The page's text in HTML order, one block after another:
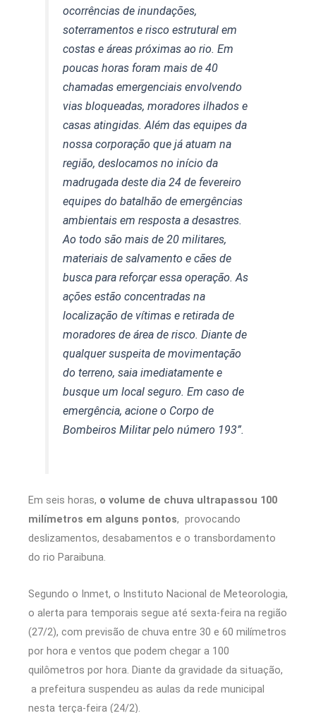
ocorrências de inundações,
soterramentos e risco estrutural em
costas e áreas próximas ao rio. Em
poucas horas foram mais de 40
chamadas emergenciais envolvendo
vias bloqueadas, moradores ilhados e
casas atingidas. Além das equipes da
nossa corporação que já atuam na
região, deslocamos no início da
madrugada deste dia 24 de fevereiro
equipes do batalhão de emergências
ambientais em resposta a desastres.
Ao todo são mais de 20 militares,
materiais de salvamento e cães de
busca para reforçar essa operação. As
ações estão concentradas na
localização de vítimas e retirada de
moradores de área de risco. Diante de
qualquer suspeita de movimentação
do terreno, saia imediatamente e
busque um local seguro. Em caso de
emergência, acione o Corpo de
Bombeiros Militar pelo número 193”.
Em seis horas, o volume de chuva ultrapassou 100
milímetros em alguns pontos, provocando
deslizamentos, desabamentos e o transbordamento
do rio Paraibuna.
Segundo o Inmet, o Instituto Nacional de Meteorologia,
o alerta para temporais segue até sexta-feira na região
(27/2), com previsão de chuva entre 30 e 60 milímetros
por hora e ventos que podem chegar a 100
quilômetros por hora. Diante da gravidade da situação,
a prefeitura suspendeu as aulas da rede municipal
nesta terça-feira (24/2).